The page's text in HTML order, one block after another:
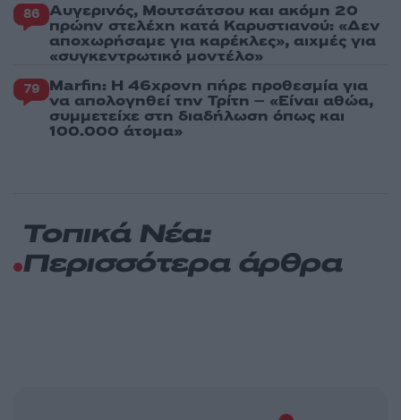
86 Αυγερινός, Μουτσάτσου και ακόμη 20
πρώην στελέχη κατά Καρυστιανού: «Δεν
αποχωρήσαμε για καρέκλες», αιχμές για
«συγκεντρωτικό μοντέλο»
79 Marfin: Η 46χρονη πήρε προθεσμία για
να απολογηθεί την Τρίτη – «Είναι αθώα,
συμμετείχε στη διαδήλωση όπως και
100.000 άτομα»
Τοπικά Νέα:
Περισσότερα άρθρα